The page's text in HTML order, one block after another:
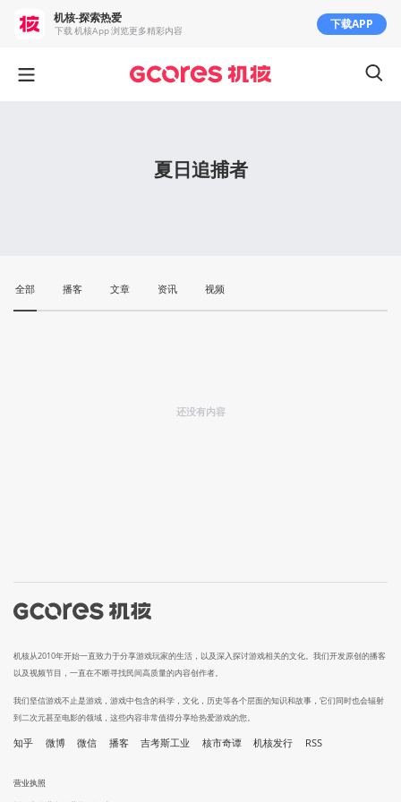
夏日追捕者
全部 播客 文章 资讯 视频
还没有内容
机核从2010年开始一直致力于分享游戏玩家的生活，以及深入探讨游戏相关的文化。我们开发原创的播客
以及视频节目，一直在不断寻找民间高质量的内容创作者。
我们坚信游戏不止是游戏，游戏中包含的科学，文化，历史等各个层面的知识和故事，它们同时也会辐射
到二次元甚至电影的领域，这些内容非常值得分享给热爱游戏的您。
知乎 微博 微信 播客 吉考斯工业 核市奇谭 机核发行 RSS
营业执照
机核-探索热爱
下载 机核App 浏览更多精彩内容 下载APP